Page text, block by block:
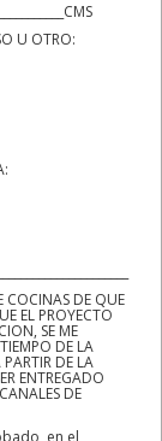
U OTRO:
COCINAS DE QUE
EL PROYECTO
SE ME
DE LA
DE LA
ENTREGADO
DE
en el